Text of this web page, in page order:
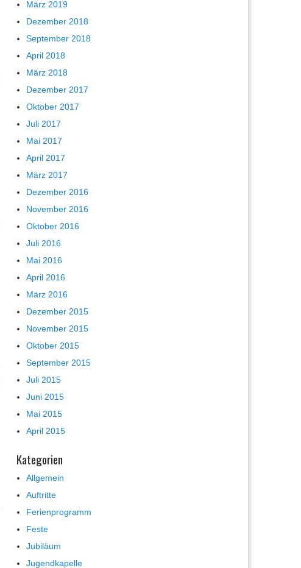
März 2019
Dezember 2018
September 2018
April 2018
März 2018
Dezember 2017
Oktober 2017
Juli 2017
Mai 2017
April 2017
März 2017
Dezember 2016
November 2016
Oktober 2016
Juli 2016
Mai 2016
April 2016
März 2016
Dezember 2015
November 2015
Oktober 2015
September 2015
Juli 2015
Juni 2015
Mai 2015
April 2015
Kategorien
Allgemein
Auftritte
Ferienprogramm
Feste
Jubiläum
Jugendkapelle